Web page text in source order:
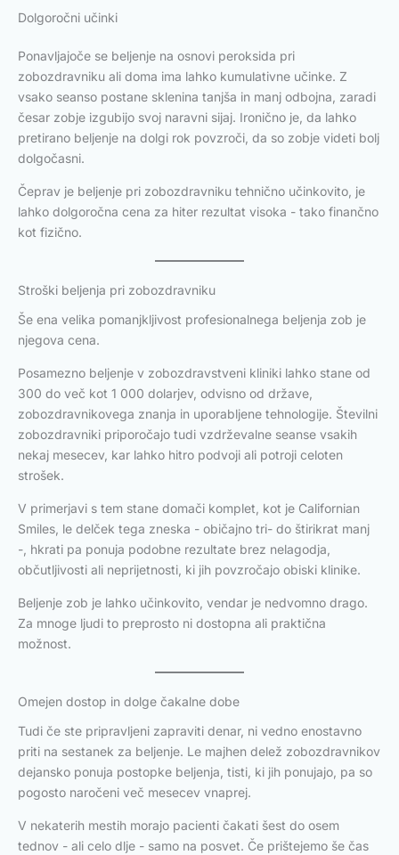
Dolgoročni učinki
Ponavljajoče se beljenje na osnovi peroksida pri
zobozdravniku ali doma ima lahko kumulativne učinke. Z
vsako seanso postane sklenina tanjša in manj odbojna, zaradi
česar zobje izgubijo svoj naravni sijaj. Ironično je, da lahko
pretirano beljenje na dolgi rok povzroči, da so zobje videti bolj
dolgočasni.
Čeprav je beljenje pri zobozdravniku tehnično učinkovito, je
lahko dolgoročna cena za hiter rezultat visoka - tako finančno
kot fizično.
Stroški beljenja pri zobozdravniku
Še ena velika pomanjkljivost profesionalnega beljenja zob je
njegova cena.
Posamezno beljenje v zobozdravstveni kliniki lahko stane od
300 do več kot 1 000 dolarjev, odvisno od države,
zobozdravnikovega znanja in uporabljene tehnologije. Številni
zobozdravniki priporočajo tudi vzdrževalne seanse vsakih
nekaj mesecev, kar lahko hitro podvoji ali potroji celoten
strošek.
V primerjavi s tem stane domači komplet, kot je Californian
Smiles, le delček tega zneska - običajno tri- do štirikrat manj
-, hkrati pa ponuja podobne rezultate brez nelagodja,
občutljivosti ali neprijetnosti, ki jih povzročajo obiski klinike.
Beljenje zob je lahko učinkovito, vendar je nedvomno drago.
Za mnoge ljudi to preprosto ni dostopna ali praktična
možnost.
Omejen dostop in dolge čakalne dobe
Tudi če ste pripravljeni zapraviti denar, ni vedno enostavno
priti na sestanek za beljenje. Le majhen delež zobozdravnikov
dejansko ponuja postopke beljenja, tisti, ki jih ponujajo, pa so
pogosto naročeni več mesecev vnaprej.
V nekaterih mestih morajo pacienti čakati šest do osem
tednov - ali celo dlje - samo na posvet. Če prištejemo še čas